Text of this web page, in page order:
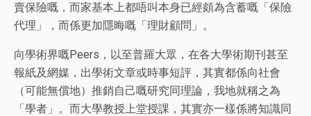
賣保險嘅，而家基本上都唔叫本身已經頗為含蓄嘅「保險
代理」，而係更加隱晦嘅「理財顧問」。
向學術界嘅Peers ，以至普羅大眾，在各大學術期刊甚至
報紙及網媒，出學術文章或時事短評，其實都係向社會
（可能無償地） 推銷自己嘅研究同理論，我地就稱之為
「學者」。而大學教授上堂授課，其實亦一樣係將知識同